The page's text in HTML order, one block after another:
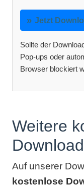
Jetzt
Sollte der
Pop-ups oder
Browser blockiert
Weitere
Auf unserer
kostenlose